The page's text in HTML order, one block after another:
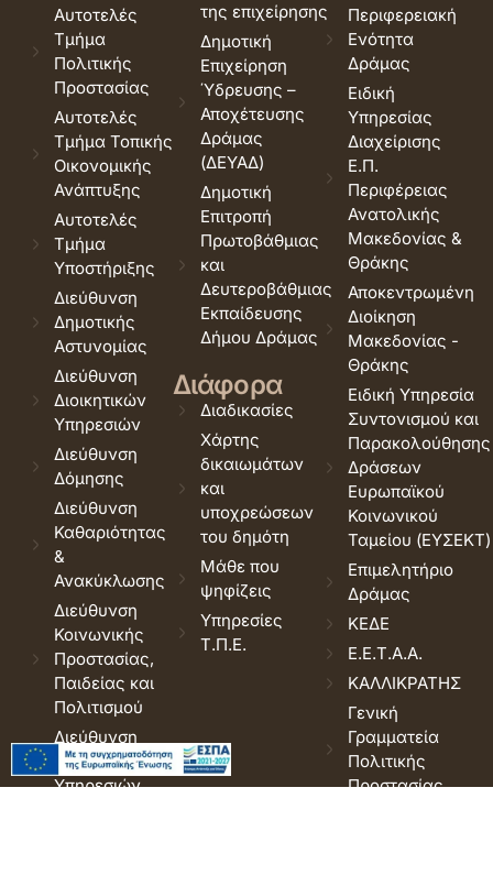
Αυτοτελές
Τμήμα
Πολιτικής
Προστασίας
Αυτοτελές
Τμήμα Τοπικής
Οικονομικής
Ανάπτυξης
Αυτοτελές
Τμήμα
Υποστήριξης
Διεύθυνση
Δημοτικής
Αστυνομίας
Διεύθυνση
Διοικητικών
Υπηρεσιών
Διεύθυνση
Δόμησης
Διεύθυνση
Καθαριότητας
&
Ανακύκλωσης
Διεύθυνση
Κοινωνικής
Προστασίας,
Παιδείας και
Πολιτισμού
Διεύθυνση
Οικονομικών
Υπηρεσιών
της επιχείρησης
Δημοτική
Επιχείρηση
Ύδρευσης –
Αποχέτευσης
Δράμας
(ΔΕΥΑΔ)
Δημοτική
Επιτροπή
Πρωτοβάθμιας
και
Δευτεροβάθμιας
Εκπαίδευσης
Δήμου Δράμας
Διάφορα
Διαδικασίες
Χάρτης
δικαιωμάτων
και
υποχρεώσεων
του δημότη
Μάθε που
ψηφίζεις
Υπηρεσίες
Τ.Π.Ε.
Περιφερειακή
Ενότητα
Δράμας
Ειδική
Υπηρεσίας
Διαχείρισης
Ε.Π.
Περιφέρειας
Ανατολικής
Μακεδονίας &
Θράκης
Αποκεντρωμένη
Διοίκηση
Μακεδονίας -
Θράκης
Ειδική Υπηρεσία
Συντονισμού και
Παρακολούθησης
Δράσεων
Ευρωπαϊκού
Κοινωνικού
Ταμείου (ΕΥΣΕΚΤ)
Επιμελητήριο
Δράμας
ΚΕΔΕ
Ε.Ε.Τ.Α.Α.
ΚΑΛΛΙΚΡΑΤΗΣ
Γενική
Γραμματεία
Πολιτικής
Προστασίας